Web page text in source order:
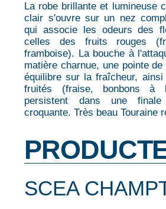
La robe brillante et lumineuse
clair s'ouvre sur un nez
qui associe les odeurs des
celles des fruits rouges
framboise). La bouche à
matière charnue, une pointe
équilibre sur la fraîcheur,
fruités (fraise, bonbons à
persistent dans une
croquante. Très beau Touraine
SCEA